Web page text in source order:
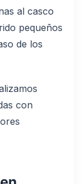
al casco
pequeños
de los
con